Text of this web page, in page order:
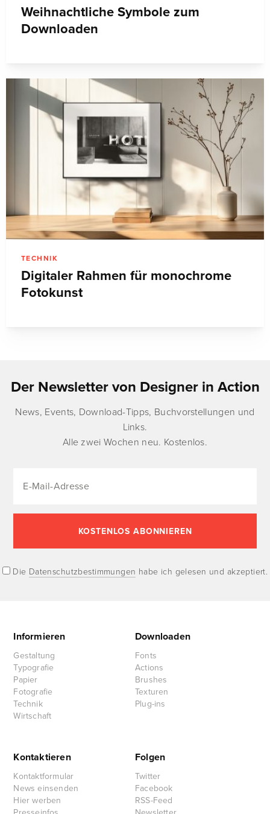
Weihnachtliche Symbole zum
Downloaden
TECHNIK
Digitaler Rahmen für monochrome
Fotokunst
Der Newsletter von Designer in Action
News, Events, Download-Tipps, Buchvorstellungen und
Links.
Alle zwei Wochen neu. Kostenlos.
Die Datenschutzbestimmungen habe ich gelesen und akzeptiert.
Informieren
Gestaltung
Typografie
Papier
Fotografie
Technik
Wirtschaft
Downloaden
Fonts
Actions
Brushes
Texturen
Plug-ins
Kontaktieren
Kontaktformular
News einsenden
Hier werben
Folgen
Twitter
Facebook
RSS-Feed